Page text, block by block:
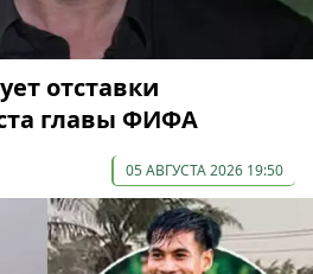
отставки
главы ФИФА
05 АВГУСТА 2026 19:50